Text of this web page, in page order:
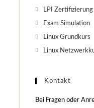
LPI Zertifizierung
Exam Simulation
Linux Grundkurs
Linux
Kontakt
Bei Fragen oder